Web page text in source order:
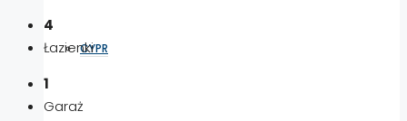
CYPR
4
Łazienki
1
Garaż